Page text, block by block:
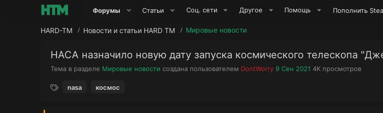
Форумы Статьи Соц. сети Другое Помощь Пополнить
HARD-TM Новости и статьи HARD TM Мировые новости
НАСА назначило новую дату запуска космического телескопа
Тема в разделе Мировые новости создана пользователем А
DontWorry Д
9 Сен 2021 П
4K просмотров
nasa космос